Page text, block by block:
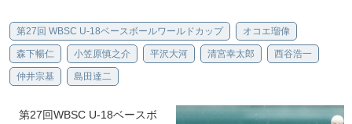
第27回 WBSC U-18ベースボールワールドカップ オコエ瑠偉
森下暢仁 小笠原慎之介 平沢大河 清宮幸太郎 西谷浩一
仲井宗基 島田達二
第27回WBSC U-18ベースボ